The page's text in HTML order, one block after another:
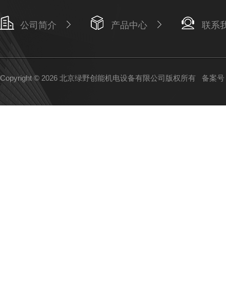
公司简介 产品中心 联系
Copyright © 2026 北京绿野创能机电设备有限公司版权所有 备案